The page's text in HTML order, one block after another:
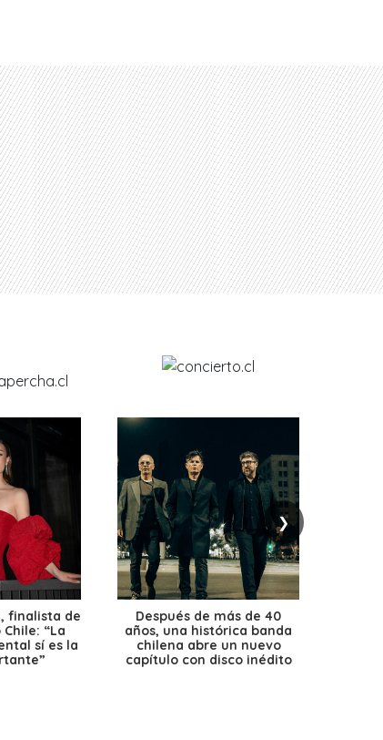
❯
finalista de
“La
sí es la
Después de más de 40
años, una histórica banda
chilena abre un nuevo
capítulo con disco inédito